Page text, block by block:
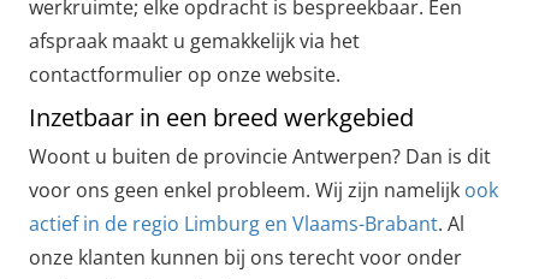
werkruimte; elke opdracht is bespreekbaar. Een
afspraak maakt u gemakkelijk via het
contactformulier op onze website.
Inzetbaar in een breed werkgebied
Woont u buiten de provincie Antwerpen? Dan is dit
voor ons geen enkel probleem. Wij zijn namelijk ook
actief in de regio Limburg en Vlaams-Brabant. Al
onze klanten kunnen bij ons terecht voor onder